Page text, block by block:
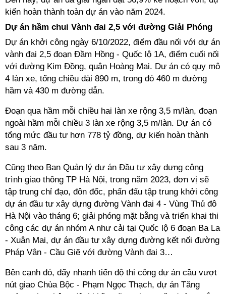
kiến hoàn thành toàn dự án vào năm 2024.
Dự án hầm chui Vành đai 2,5 với đường Giải Phóng
Dự án khởi công ngày 6/10/2022, điểm đầu nối với dự án
vành đai 2,5 đoạn Đầm Hồng - Quốc lộ 1A, điểm cuối nối
với đường Kim Đồng, quận Hoàng Mai. Dự án có quy mô
4 làn xe, tổng chiều dài 890 m, trong đó 460 m đường
hầm và 430 m đường dẫn.
Đoạn qua hầm mỗi chiều hai làn xe rộng 3,5 m/làn, đoạn
ngoài hầm mỗi chiều 3 làn xe rộng 3,5 m/làn. Dự án có
tổng mức đầu tư hơn 778 tỷ đồng, dự kiến hoàn thành
sau 3 năm.
Cũng theo Ban Quản lý dự án Đầu tư xây dựng công
trình giao thông TP Hà Nội, trong năm 2023, đơn vị sẽ
tập trung chỉ đạo, đôn đốc, phấn đấu tập trung khởi công
dự án đầu tư xây dựng đường Vành đai 4 - Vùng Thủ đô
Hà Nội vào tháng 6; giải phóng mặt bằng và triển khai thi
công các dự án nhóm A như cải tại Quốc lộ 6 đoạn Ba La
- Xuân Mai, dự án đầu tư xây dựng đường kết nối đường
Pháp Vân - Cầu Giẽ với đường Vành đai 3…
Bên cạnh đó, đẩy nhanh tiến độ thi công dự án cầu vượt
nút giao Chùa Bộc - Phạm Ngọc Thạch, dự án Tăng